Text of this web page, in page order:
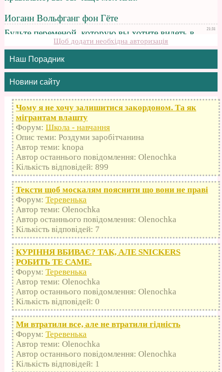
Щоб додати необхідна авторизація
Наш Порадник
Новини сайту
Чому я не хочу залишитися закордоном. Та як
мігрантам влашту
Форум: Школа - навчання
Опис теми: Роздуми заробітчанина
Автор теми: knopa
Автор останнього повідомлення: Olenochka
Кількість відповідей: 899
Тексти щоб москалям пояснити що вони не праві
Форум: Теревенька
Автор теми: Olenochka
Автор останнього повідомлення: Olenochka
Кількість відповідей: 7
КУРІННЯ ВБИВАЄ? ТАК, АЛЕ SNICKERS
РОБИТЬ ТЕ САМЕ.
Форум: Теревенька
Автор теми: Olenochka
Автор останнього повідомлення: Olenochka
Кількість відповідей: 0
Ми втратили все, але не втратили гідність
Форум: Теревенька
Автор теми: Olenochka
Автор останнього повідомлення: Olenochka
Кількість відповідей: 1